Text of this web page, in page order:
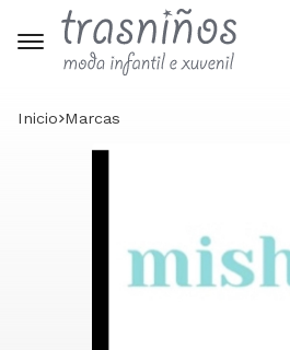
Inicio marcas